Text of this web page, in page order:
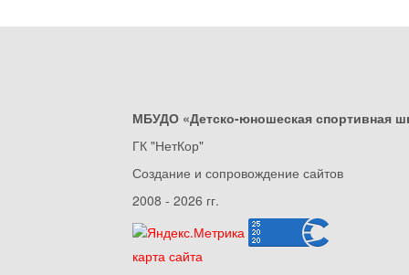
МБУДО «Детско-юношеская спортивная
ГК "НетКор"
Создание и сопровождение сайтов
2008 - 2026 гг.
карта сайта